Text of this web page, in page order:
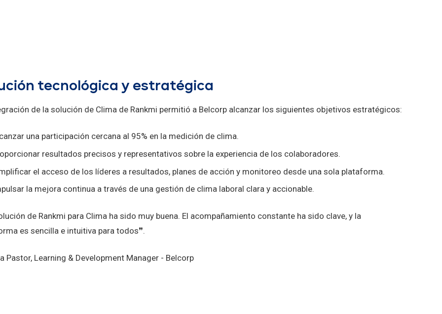
tecnológica y estratégica
de la solución de Clima de Rankmi permitió a Belcorp alcanzar los siguientes objetivos estratégicos:
una participación cercana al 95% en la medición de clima.
resultados precisos y representativos sobre la experiencia de los colaboradores.
el acceso de los líderes a resultados, planes de acción y monitoreo desde una sola plataforma.
la mejora continua a través de una gestión de clima laboral clara y accionable.
de Rankmi para Clima ha sido muy buena. El acompañamiento constante ha sido clave, y la
es sencilla e intuitiva para todos❞.
Pastor, Learning & Development Manager - Belcorp